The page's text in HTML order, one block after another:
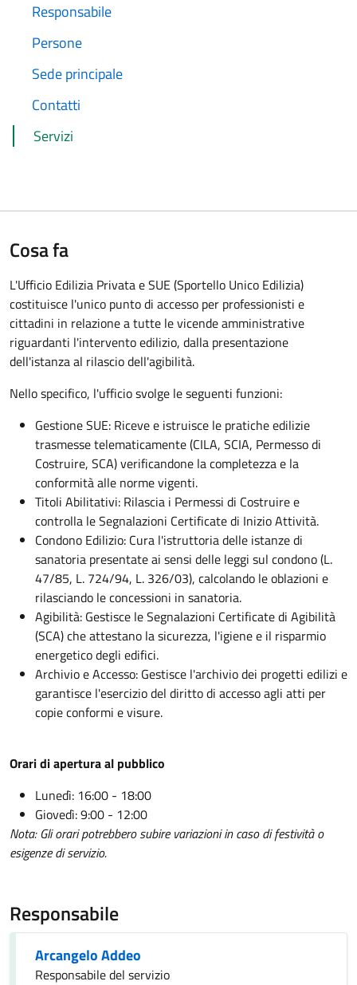
Responsabile
Persone
Sede principale
Contatti
Servizi
Cosa fa
L'Ufficio Edilizia Privata e SUE (Sportello Unico Edilizia)
costituisce l'unico punto di accesso per professionisti e
cittadini in relazione a tutte le vicende amministrative
riguardanti l'intervento edilizio, dalla presentazione
dell'istanza al rilascio dell'agibilità.
Nello specifico, l'ufficio svolge le seguenti funzioni:
Gestione SUE: Riceve e istruisce le pratiche edilizie
trasmesse telematicamente (CILA, SCIA, Permesso di
Costruire, SCA) verificandone la completezza e la
conformità alle norme vigenti.
Titoli Abilitativi: Rilascia i Permessi di Costruire e
controlla le Segnalazioni Certificate di Inizio Attività.
Condono Edilizio: Cura l'istruttoria delle istanze di
sanatoria presentate ai sensi delle leggi sul condono (L.
47/85, L. 724/94, L. 326/03), calcolando le oblazioni e
rilasciando le concessioni in sanatoria.
Agibilità: Gestisce le Segnalazioni Certificate di Agibilità
(SCA) che attestano la sicurezza, l'igiene e il risparmio
energetico degli edifici.
Archivio e Accesso: Gestisce l'archivio dei progetti edilizi e
garantisce l'esercizio del diritto di accesso agli atti per
copie conformi e visure.
Orari di apertura al pubblico
Lunedì: 16:00 - 18:00
Giovedì: 9:00 - 12:00
Nota: Gli orari potrebbero subire variazioni in caso di festività o
esigenze di servizio.
Responsabile
Arcangelo Addeo
Responsabile del servizio